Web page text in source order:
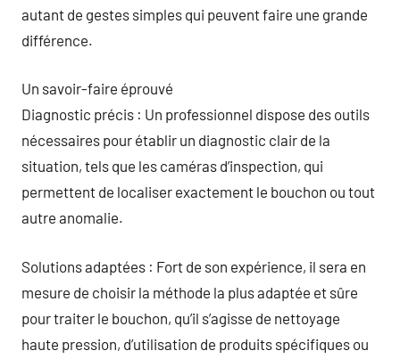
autant de gestes simples qui peuvent faire une grande
différence.
Un savoir-faire éprouvé
Diagnostic précis : Un professionnel dispose des outils
nécessaires pour établir un diagnostic clair de la
situation, tels que les caméras d’inspection, qui
permettent de localiser exactement le bouchon ou tout
autre anomalie.
Solutions adaptées : Fort de son expérience, il sera en
mesure de choisir la méthode la plus adaptée et sûre
pour traiter le bouchon, qu’il s’agisse de nettoyage
haute pression, d’utilisation de produits spécifiques ou